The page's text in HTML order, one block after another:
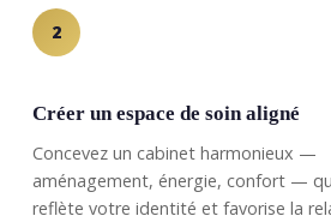
2
Créer un espace de soin aligné
Concevez un cabinet harmonieux —
aménagement, énergie, confort —
reflète votre identité et favorise la